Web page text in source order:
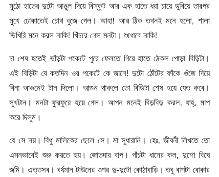
মুঠো হাতের দুটো আঙুল দিয়ে বিস্কুট আর এক হাতে ধরা চায়ে ডুবিয়ে তারপর
মুখে ঢোকাতেই চোখ বুজে গেল। আহা! আর ঠিক তখনই মনে হলো, শালা
ভিখিরি মনে করল নাকি! খিঁচরে গেল মনটা। শুধোবে নাকি!
চা শেষ হতেই ভাঁড়টা পকেটে পুরে ফেলতে গিয়ে হাতে ঠেকল পোড়া বিড়িটা।
এই বিড়িটা যে কতদিন ওর পকেটে কে জানে! দুটো ঠোঁটের ফাঁকে গুঁজে দিয়ে
বিনা আগুনেই টান দিলো। আগুন থাকলে তো বিড়িটা শেষ হয়ে যেত কবে।
সুখটান। মনটা ফুরফুরে হয়ে গেল। আপন মনেই বিড়বিড় করল, যাহ্, মাপ
করে দিলুম।
যে সে নয়। বিধু মালিকের ছেলে সে। মা সুধারানি। হেঃ, জীবনী লিখতে তো
এমনভাবেই শুরু করতে হয়। জোতদার বাপ। পাঁচটা ধানের কল, দুশো বিঘে
জমি। এত্তসব। বর্ধমান টাউনের ওপর দু-দুটো কোঠাবাড়ি। তবু বাপটা বোকার